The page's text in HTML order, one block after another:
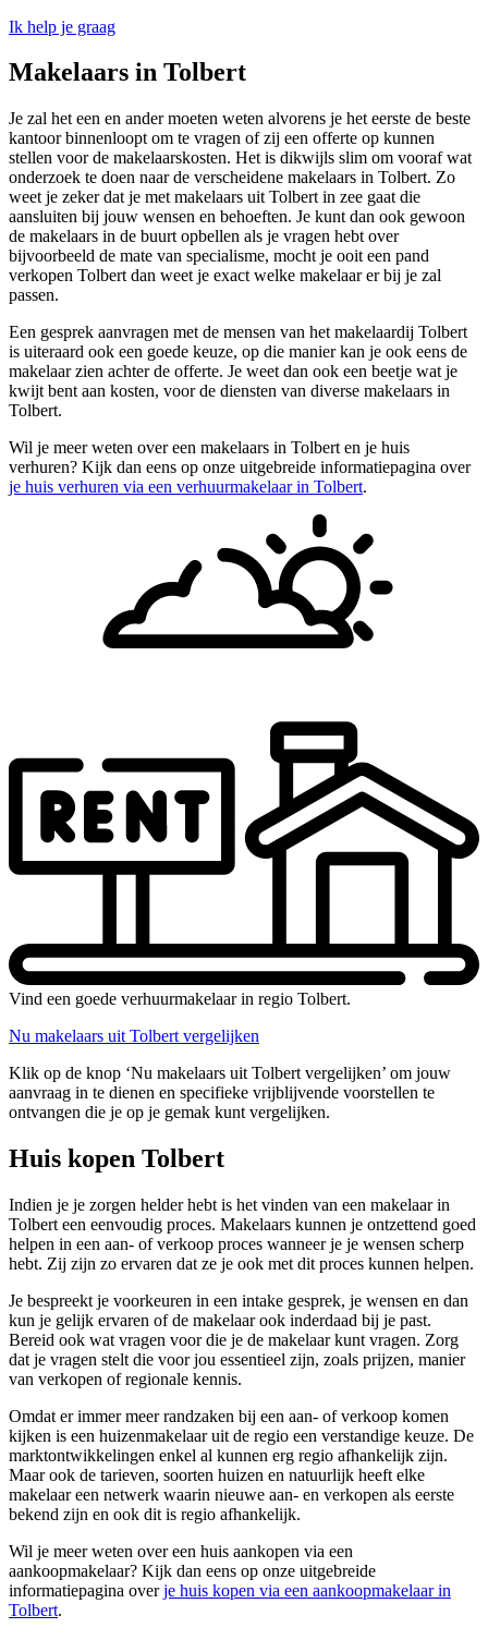
Ik help je graag
Makelaars in Tolbert
Je zal het een en ander moeten weten alvorens je het eerste de beste
kantoor binnenloopt om te vragen of zij een offerte op kunnen
stellen voor de makelaarskosten. Het is dikwijls slim om vooraf wat
onderzoek te doen naar de verscheidene makelaars in Tolbert. Zo
weet je zeker dat je met makelaars uit Tolbert in zee gaat die
aansluiten bij jouw wensen en behoeften. Je kunt dan ook gewoon
de makelaars in de buurt opbellen als je vragen hebt over
bijvoorbeeld de mate van specialisme, mocht je ooit een pand
verkopen Tolbert dan weet je exact welke makelaar er bij je zal
passen.
Een gesprek aanvragen met de mensen van het makelaardij Tolbert
is uiteraard ook een goede keuze, op die manier kan je ook eens de
makelaar zien achter de offerte. Je weet dan ook een beetje wat je
kwijt bent aan kosten, voor de diensten van diverse makelaars in
Tolbert.
Wil je meer weten over een makelaars in Tolbert en je huis
verhuren? Kijk dan eens op onze uitgebreide informatiepagina over
je huis verhuren via een verhuurmakelaar in Tolbert.
Vind een goede verhuurmakelaar in regio Tolbert.
Nu makelaars uit Tolbert vergelijken
Klik op de knop ‘Nu makelaars uit Tolbert vergelijken’ om jouw
aanvraag in te dienen en specifieke vrijblijvende voorstellen te
ontvangen die je op je gemak kunt vergelijken.
Huis kopen Tolbert
Indien je je zorgen helder hebt is het vinden van een makelaar in
Tolbert een eenvoudig proces. Makelaars kunnen je ontzettend goed
helpen in een aan- of verkoop proces wanneer je je wensen scherp
hebt. Zij zijn zo ervaren dat ze je ook met dit proces kunnen helpen.
Je bespreekt je voorkeuren in een intake gesprek, je wensen en dan
kun je gelijk ervaren of de makelaar ook inderdaad bij je past.
Bereid ook wat vragen voor die je de makelaar kunt vragen. Zorg
dat je vragen stelt die voor jou essentieel zijn, zoals prijzen, manier
van verkopen of regionale kennis.
Omdat er immer meer randzaken bij een aan- of verkoop komen
kijken is een huizenmakelaar uit de regio een verstandige keuze. De
marktontwikkelingen enkel al kunnen erg regio afhankelijk zijn.
Maar ook de tarieven, soorten huizen en natuurlijk heeft elke
makelaar een netwerk waarin nieuwe aan- en verkopen als eerste
bekend zijn en ook dit is regio afhankelijk.
Wil je meer weten over een huis aankopen via een
aankoopmakelaar? Kijk dan eens op onze uitgebreide
informatiepagina overje huis kopen via een aankoopmakelaar in
Tolbert.